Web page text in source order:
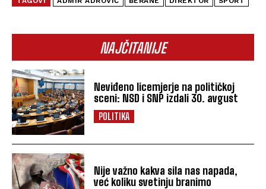
NAJČITANIJE
Neviđeno licemjerje na političkoj
sceni: NSD i SNP izdali 30. avgust
POLITIKA
Nije važno kakva sila nas napada,
već koliku svetinju branimo